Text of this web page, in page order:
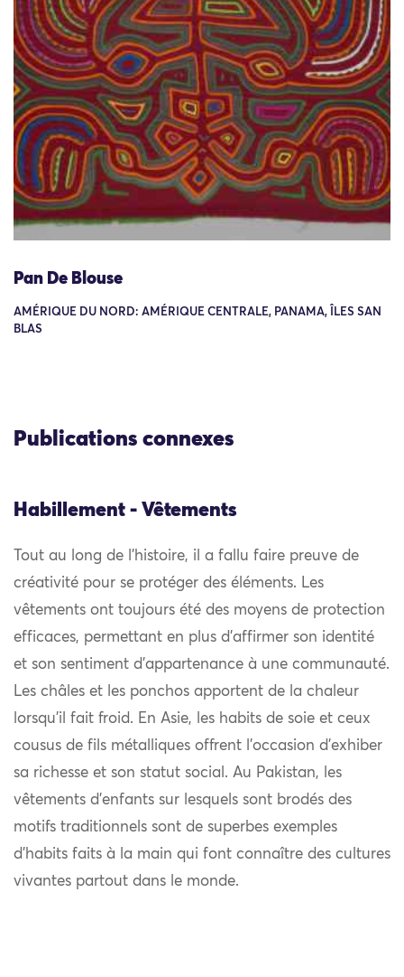
Pan De Blouse
AMÉRIQUE DU NORD: AMÉRIQUE CENTRALE, PANAMA, ÎLES SAN
BLAS
Publications connexes
Habillement - Vêtements
Tout au long de l’histoire, il a fallu faire preuve de
créativité pour se protéger des éléments. Les
vêtements ont toujours été des moyens de protection
efficaces, permettant en plus d’affirmer son identité
et son sentiment d’appartenance à une communauté.
Les châles et les ponchos apportent de la chaleur
lorsqu’il fait froid. En Asie, les habits de soie et ceux
cousus de fils métalliques offrent l’occasion d’exhiber
sa richesse et son statut social. Au Pakistan, les
vêtements d’enfants sur lesquels sont brodés des
motifs traditionnels sont de superbes exemples
d’habits faits à la main qui font connaître des cultures
vivantes partout dans le monde.